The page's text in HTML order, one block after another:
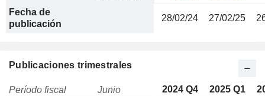
Fecha de
publicación
28/02/24 27/02/25
Publicaciones trimestrales
Período fiscal Junio 2024 Q4 2025 Q1